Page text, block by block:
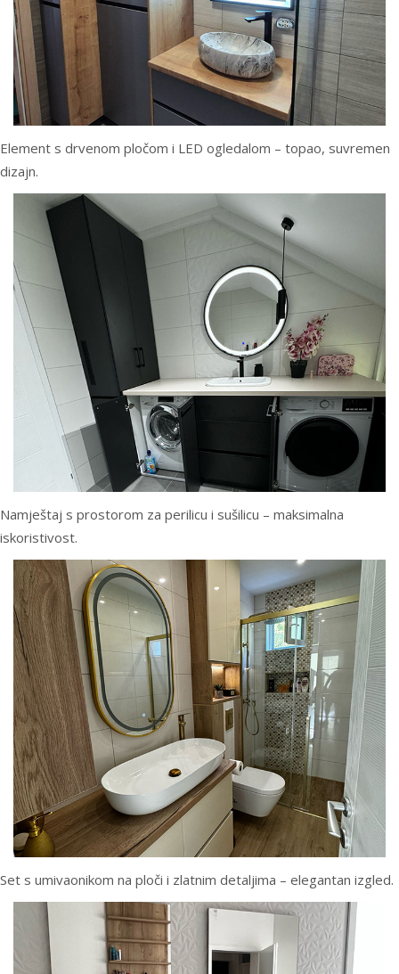
Element s drvenom pločom i LED ogledalom – topao, suvremen
dizajn.
Namještaj s prostorom za perilicu i sušilicu – maksimalna
iskoristivost.
Set s umivaonikom na ploči i zlatnim detaljima – elegantan izgled.